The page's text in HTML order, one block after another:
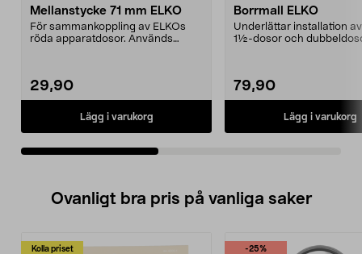
Mellanstycke 71 mm ELKO
För sammankoppling av ELKOs
röda apparatdosor. Används
29,90
Lägg i varukorg
Borrmall ELKO
Underlättar installation av
1½-dosor och
79,90
Lägg i varukorg
Ovanligt bra pris på vanliga saker
Kolla priset -25%